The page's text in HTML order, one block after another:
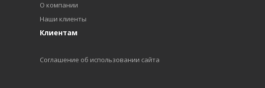
О компании
Наши клиенты
Клиентам
Соглашение об использовании сайта